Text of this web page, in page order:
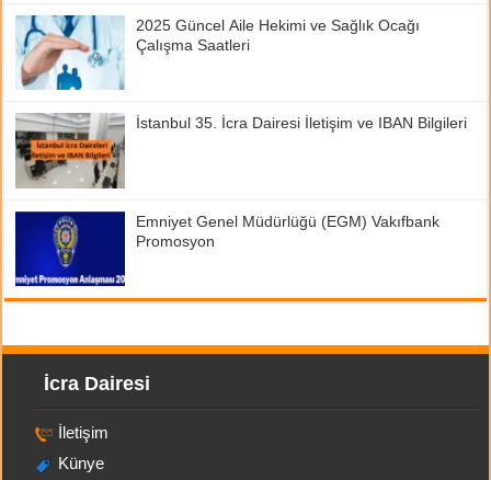
2025 Güncel Aile Hekimi ve Sağlık Ocağı
Çalışma Saatleri
İstanbul 35. İcra Dairesi İletişim ve IBAN Bilgileri
Emniyet Genel Müdürlüğü (EGM) Vakıfbank
Promosyon
İcra Dairesi
İletişim
Künye